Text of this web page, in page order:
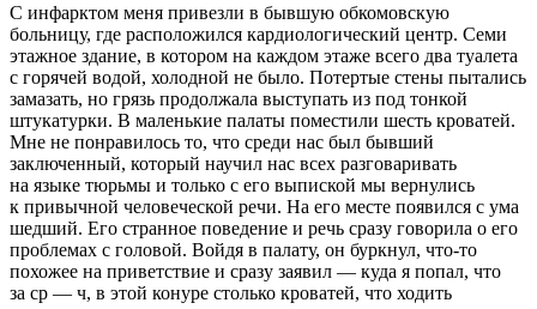
С инфарктом меня привезли в бывшую обкомовскую
больницу, где расположился кардиологический центр. Семи
этажное здание, в котором на каждом этаже всего два туалета
с горячей водой, холодной не было. Потертые стены пытались
замазать, но грязь продолжала выступать из под тонкой
штукатурки. В маленькие палаты поместили шесть кроватей.
Мне не понравилось то, что среди нас был бывший
заключенный, который научил нас всех разговаривать
на языке тюрьмы и только с его выпиской мы вернулись
к привычной человеческой речи. На его месте появился с ума
шедший. Его странное поведение и речь сразу говорила о его
проблемах с головой. Войдя в палату, он буркнул, что-то
похожее на приветствие и сразу заявил — куда я попал, что
за ср — ч, в этой конуре столько кроватей, что ходить